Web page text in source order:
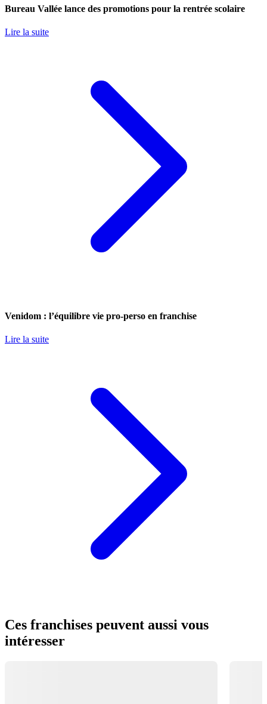
Bureau Vallée lance des promotions pour la rentrée scolaire
Lire la suite
Venidom : l’équilibre vie pro-perso en franchise
Lire la suite
Ces franchises peuvent aussi vous
intéresser